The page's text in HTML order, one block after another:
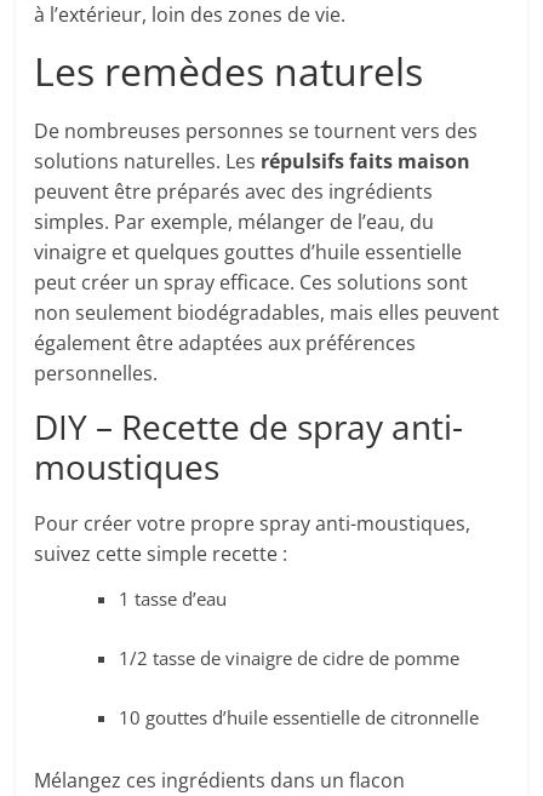
à l’extérieur, loin des zones de vie.
Les remèdes naturels
De nombreuses personnes se tournent vers des
solutions naturelles. Les répulsifs faits maison
peuvent être préparés avec des ingrédients
simples. Par exemple, mélanger de l’eau, du
vinaigre et quelques gouttes d’huile essentielle
peut créer un spray efficace. Ces solutions sont
non seulement biodégradables, mais elles peuvent
également être adaptées aux préférences
personnelles.
DIY – Recette de spray anti-
moustiques
Pour créer votre propre spray anti-moustiques,
suivez cette simple recette :
1 tasse d’eau
1/2 tasse de vinaigre de cidre de pomme
10 gouttes d’huile essentielle de citronnelle
Mélangez ces ingrédients dans un flacon